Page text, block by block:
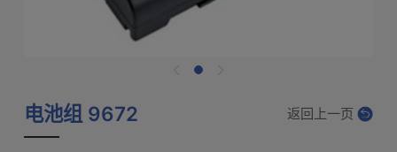
电池组 9672 返回上一页